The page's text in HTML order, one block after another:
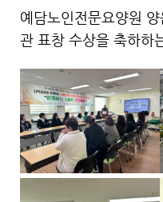
예담노인전문요양원
관 표창 수상을 축하하